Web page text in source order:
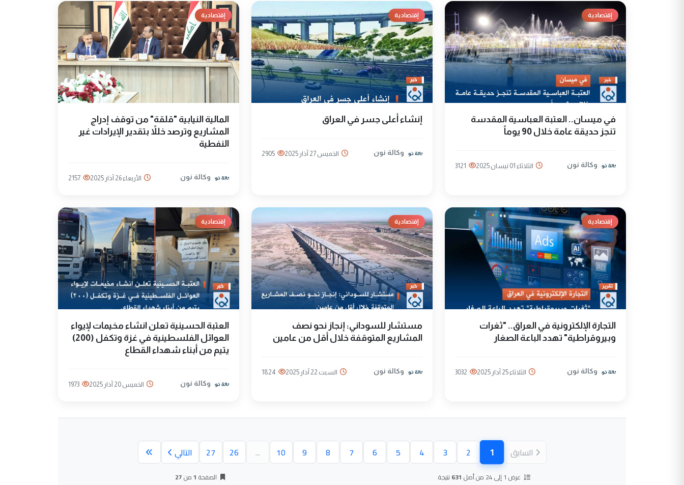
إقتصادية
في ميسان.. العتبة العباسية المقدسة
تنجز حديقة عامة خلال 90 يوماً
وكالة نون الثلاثاء 01 نيسان 2025 3121
إقتصادية
إنشاء أعلى جسر في العراق
وكالة نون الخميس 27 آذار 2025 2905
إقتصادية
المالية النيابية "قلقة" من توقف إدراج
المشاريع وترصد خللاً بتقدير الإيرادات غير
النفطية
وكالة نون الأربعاء 26 آذار 2025 2157
إقتصادية
التجارة الإلكترونية في العراق.. "ثغرات
وبيروقراطية" تهدد الباعة الصغار
وكالة نون الثلاثاء 25 آذار 2025 3032
إقتصادية
مستشار للسوداني: إنجاز نحو نصف
المشاريع المتوقفة خلال أقل من عامين
وكالة نون السبت 22 آذار 2025 1824
إقتصادية
العتبة الحسينية تعلن انشاء مخيمات لإيواء
العوائل الفلسطينية في غزة وتكفل (200)
يتيم من أبناء شهداء القطاع
وكالة نون الخميس 20 آذار 2025 1973
السابق 1(الصفحة الحالية)
2
3
4
5
6
7
8
9
10
...
26
27 التالي
عرض 1 إلى 24 من أصل 631 نتيجة الصفحة 1من27